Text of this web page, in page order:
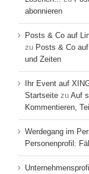
abonnieren
Posts & Co auf
zu Posts & Co
und Zeiten
Ihr Event auf
Startseite zu Auf
Kommentieren,
Werdegang im
Personenprofil: